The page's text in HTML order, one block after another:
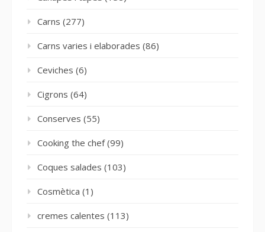
Carns (277)
Carns varies i elaborades (86)
Ceviches (6)
Cigrons (64)
Conserves (55)
Cooking the chef(99)
Coques salades (103)
Cosmètica (1)
cremes calentes (113)